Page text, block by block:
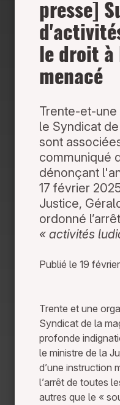
presse]
le droit
menacé
Trente-et-
le Syndicat
sont
communiqué
dénonçant
17 février
Justice,
ordonné
« activités
Publié le 19
Trente et une
Syndicat de la
profonde
le ministre de la
d’une instruction
l’arrêt de toutes
autres que le «